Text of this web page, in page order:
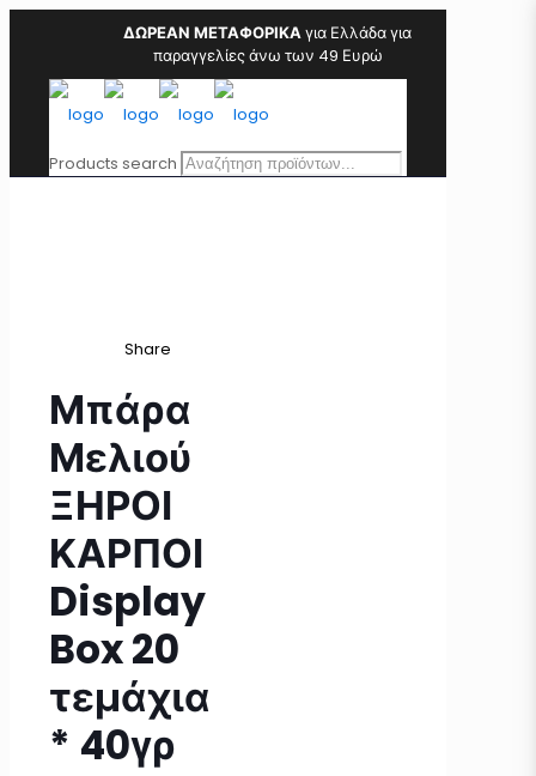
ΔΩΡΕΑΝ ΜΕΤΑΦΟΡΙΚΑγια Ελλάδα για
παραγγελίες άνω των 49 Ευρώ
Products search
Share
Μπάρα
Μελιού
ΞΗΡΟΙ
ΚΑΡΠΟΙ
Display
Box 20
τεμάχια
* 40γρ